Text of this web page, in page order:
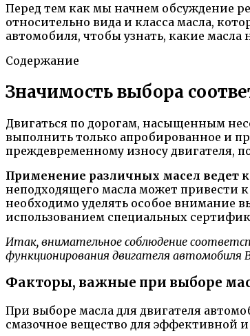
Перед тем как мы начнем обсуждение
относительно вида и класса масла,
автомобиля, чтобы узнать, какие
Содержание
Значимость выбора
Двигаться по дорогам, насыщенным
выполнить только апробированное и
преждевременному износу двигателя,
Применение различных масел ведет
неподходящего масла может привести
необходимо уделять особое внимание
использованием специальных
Итак, внимательное соблюдение
функционирования двигателя автомобиля
Факторы, важные при выборе
При выборе масла для двигателя
смазочное вещество для эффективной